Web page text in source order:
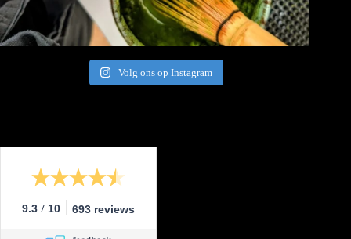
Volg ons op Instagram
9.3 / 10 693 reviews